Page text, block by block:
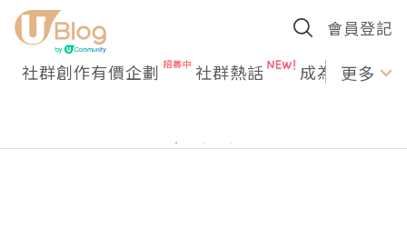
會員登記
社群創作有價企劃 社群熱話 成為U更多